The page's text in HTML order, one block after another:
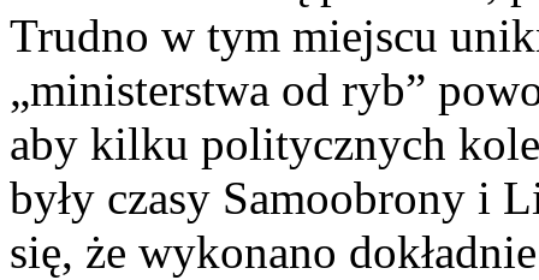
Trudno w tym miejscu
„ministerstwa od ryb”
aby kilku politycznych
były czasy Samoobrony i
się, że wykonano